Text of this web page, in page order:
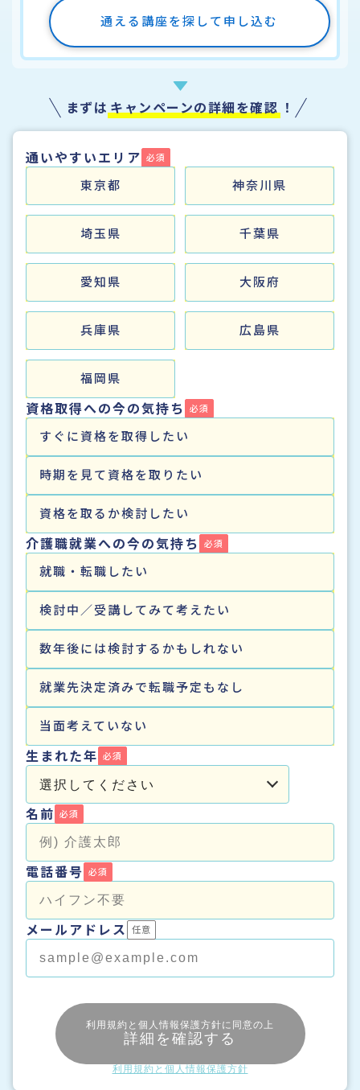
通える講座を探して申し込む
まずは キャンペーンの詳細を確認 ！
通いやすいエリア
東京都 神奈川県
埼玉県 千葉県
愛知県 大阪府
兵庫県 広島県
福岡県
資格取得への今の気持ち
すぐに資格を取得したい
時期を見て資格を取りたい
資格を取るか検討したい
介護職就業への今の気持ち
就職・転職したい
検討中／受講してみて考えたい
数年後には検討するかもしれない
就業先決定済みで転職予定もなし
当面考えていない
生まれた年
名前
電話番号
メールアドレス
利用規約と個人情報保護方針に同意の上
詳細を確認する
利用規約と個人情報保護方針